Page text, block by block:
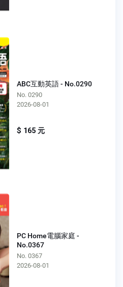
ABC互動英語 - No.0290
No. 0290
2026-08-01
$ 165 元
PC Home電腦家庭 -
No.0367
No. 0367
2026-08-01